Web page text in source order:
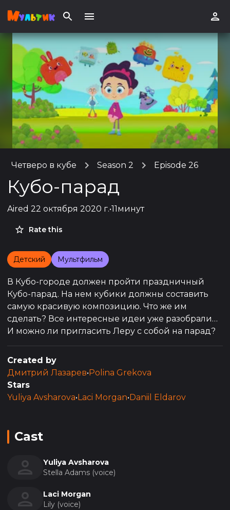
Четверо в кубе Season 2 Episode 26
Кубо-парад
Aired 22 октября 2020 г.•11минут
Rate this
Детский Мультфильм
В Кубо-городе должен пройти праздничный
Кубо-парад. На нем кубики должны составить
самую красивую композицию. Что же им
сделать? Все интересные идеи уже разобрали…
И можно ли пригласить Леру с собой на парад?
Created by
Дмитрий Лазарев• Polina Grekova
Stars
Yuliya Avsharova• Laci Morgan• Daniil Eldarov
Cast
Yuliya Avsharova
Stella Adams (voice)
Laci Morgan
Lily (voice)